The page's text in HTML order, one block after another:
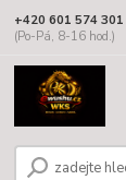
+420 601 574 301
(Po-Pá, 8-16 hod.)